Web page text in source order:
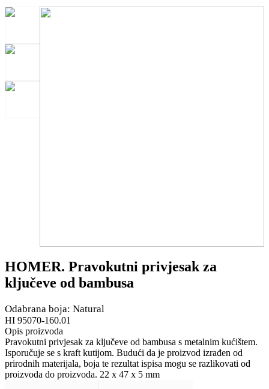
HOMER. Pravokutni privjesak za
ključeve od bambusa
Odabrana boja: Natural
HI 95070-160.01
Opis proizvoda
Pravokutni privjesak za ključeve od bambusa s metalnim kućištem.
Isporučuje se s kraft kutijom. Budući da je proizvod izrađen od
prirodnih materijala, boja te rezultat ispisa mogu se razlikovati od
proizvoda do proizvoda. 22 x 47 x 5 mm